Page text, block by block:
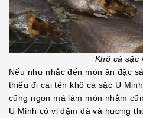
Khô cá sặc
Nếu như nhắc đến món ăn đặc
thiếu đi cái tên khô cá sặc U
cũng ngon mà làm món nhắm
U Minh có vị đậm đà và hương